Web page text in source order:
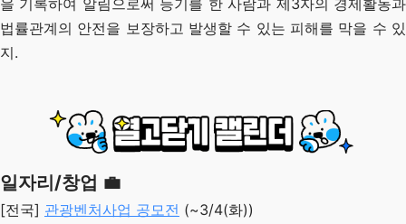
을 기록하여 알림으로써 등기를 한 사람과 제3자의 경제활동과
법률관계의 안전을 보장하고 발생할 수 있는 피해를 막을 수 있
지.
일자리/창업 💼
[전국] 관광벤처사업 공모전 (~3/4(화))